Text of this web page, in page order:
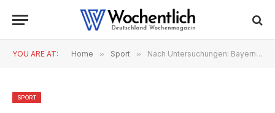
YOU ARE AT: Home » Sport » Nach Untersuchungen: Bayern gibt Kane-Update
SPORT